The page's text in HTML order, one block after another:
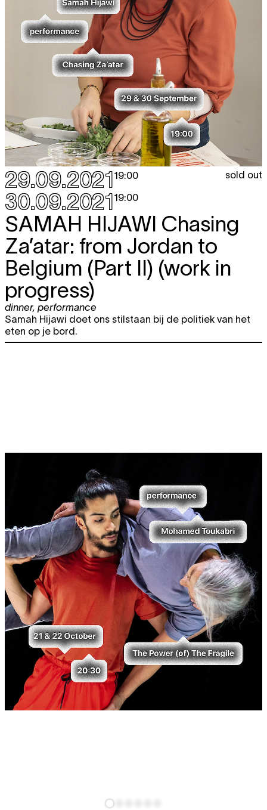
29.09.202119:00
30.09.202119:00
sold out
SAMAH HIJAWI Chasing
Za’atar: from Jordan to
Belgium (Part II) (work in
progress)
dinner, performance
Samah Hijawi doet ons stilstaan bij de politiek van het
eten op je bord.